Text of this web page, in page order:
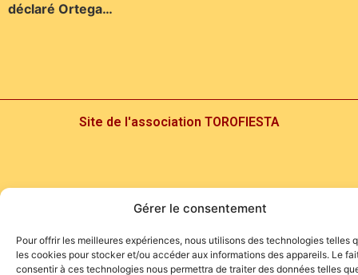
Gérer le consentement
Pour offrir les meilleures expériences, nous utilisons des technologies telles
les cookies pour stocker et/ou accéder aux informations des appareils. Le
consentir à ces technologies nous permettra de traiter des données telles
déclaré Ortega…
Site de l'association TOROFIESTA